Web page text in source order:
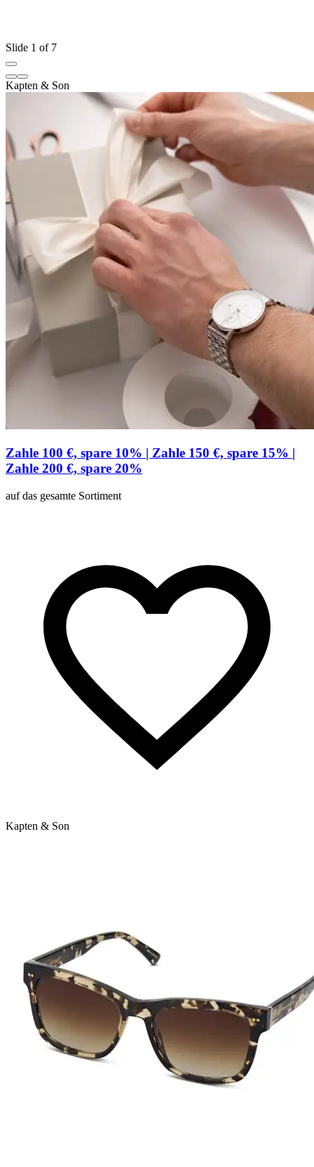
Slide 1 of 7
Kapten & Son
Zahle 100 €, spare 10% | Zahle 150 €, spare 15% |
Zahle 200 €, spare 20%
auf das gesamte Sortiment
Kapten & Son